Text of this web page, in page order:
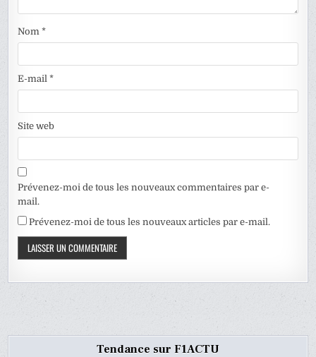
Nom*
E-mail*
Site web
Prévenez-moi de tous les nouveaux commentaires par e-
mail.
Prévenez-moi de tous les nouveaux articles par e-mail.
Tendance sur F1ACTU